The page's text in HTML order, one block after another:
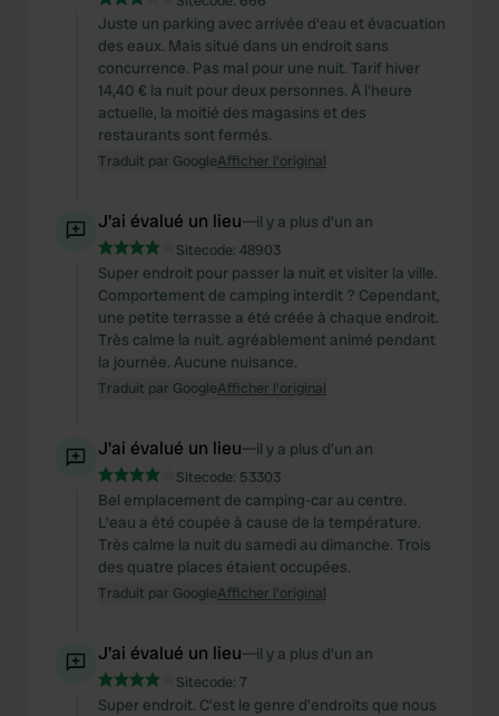
Juste un parking avec arrivée d'eau et évacuation
des eaux. Mais situé dans un endroit sans
concurrence. Pas mal pour une nuit. Tarif hiver
14,40 € la nuit pour deux personnes. À l'heure
actuelle, la moitié des magasins et des
restaurants sont fermés.
Traduit par GoogleAfficher l'original
J'ai évalué un lieu—il y a plus d’un an
Sitecode: 48903
Super endroit pour passer la nuit et visiter la ville.
Comportement de camping interdit ? Cependant,
une petite terrasse a été créée à chaque endroit.
Très calme la nuit. agréablement animé pendant
la journée. Aucune nuisance.
Traduit par GoogleAfficher l'original
J'ai évalué un lieu—il y a plus d’un an
Sitecode: 53303
Bel emplacement de camping-car au centre.
L'eau a été coupée à cause de la température.
Très calme la nuit du samedi au dimanche. Trois
des quatre places étaient occupées.
Traduit par GoogleAfficher l'original
J'ai évalué un lieu—il y a plus d’un an
Sitecode: 7
Super endroit. C’est le genre d’endroits que nous